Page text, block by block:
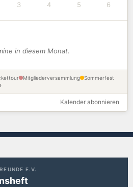
3 4 5 6
in diesem Monat.
Mitgliederversammlung
Sommerfest
Kalender abonnieren
E.V.